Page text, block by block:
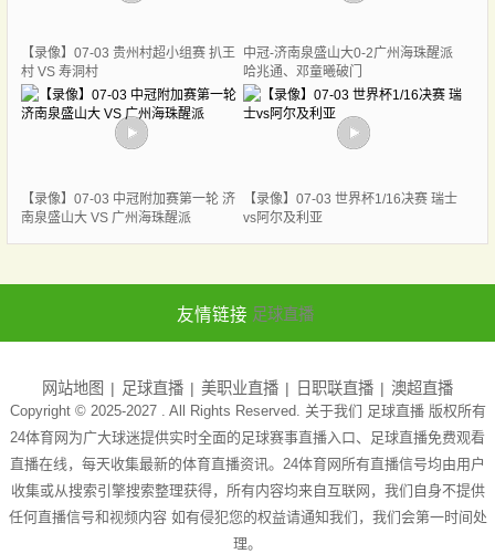
【录像】07-03 贵州村超小组赛 扒王
村 VS 寿洞村
中冠-济南泉盛山大0-2广州海珠醒派
哈兆通、邓童曦破门
【录像】07-03 中冠附加赛第一轮 济
南泉盛山大 VS 广州海珠醒派
【录像】07-03 世界杯1/16决赛 瑞士
vs阿尔及利亚
友情链接 足球直播
网站地图 足球直播 美职业直播 日职联直播 澳超直播
Copyright © 2025-2027 . All Rights Reserved. 关于我们 足球直播版权所有
24体育网为广大球迷提供实时全面的足球赛事直播入口、足球直播免费观看
直播在线，每天收集最新的体育直播资讯。24体育网所有直播信号均由用户
收集或从搜索引擎搜索整理获得，所有内容均来自互联网，我们自身不提供
任何直播信号和视频内容 如有侵犯您的权益请通知我们，我们会第一时间处
理。